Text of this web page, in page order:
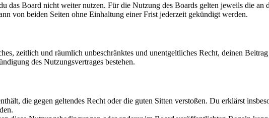
das Board nicht weiter nutzen. Für die Nutzung des Boards gelten jeweils die an
von beiden Seiten ohne Einhaltung einer Frist jederzeit gekündigt werden.
zeitlich und räumlich unbeschränktes und unentgeltliches Recht, deinen
des Nutzungsvertrages bestehen.
die gegen geltendes Recht oder die guten Sitten verstoßen. Du erklärst